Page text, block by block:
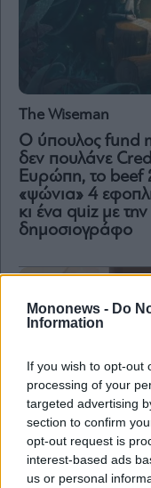
Mononews - Do
Information
If you wish to opt-out
processing of your
targeted advertising
section to confirm
opt-out request is
interest-based ads
us or personal
The Wiseman
Ο ύπουλος fund
δεν πουλάνε
Ευρώπη, το beef
«ψώνια» 4
κι ένα quiz με
δημοσιογράφο